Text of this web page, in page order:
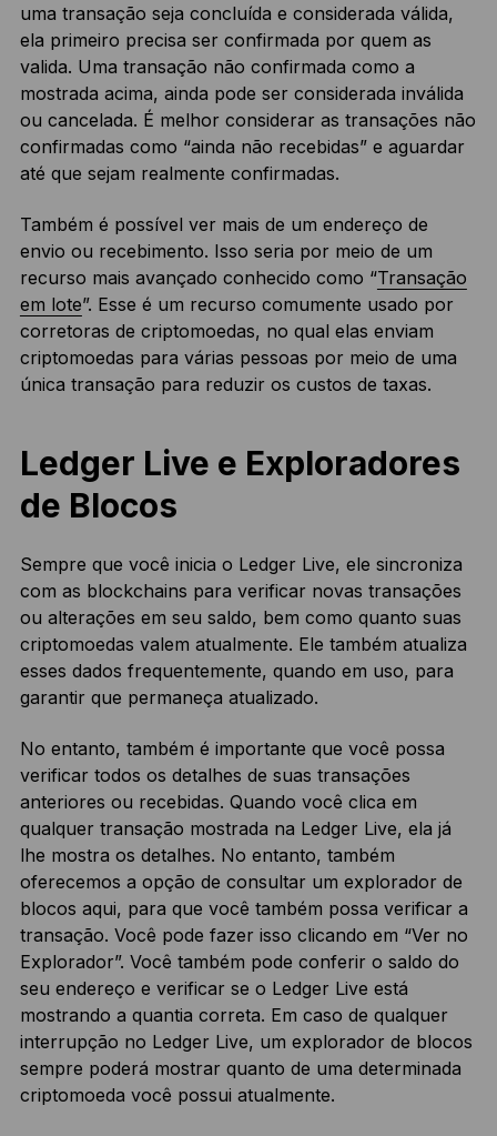
uma transação seja concluída e considerada válida,
ela primeiro precisa ser confirmada por quem as
valida. Uma transação não confirmada como a
mostrada acima, ainda pode ser considerada inválida
ou cancelada. É melhor considerar as transações não
confirmadas como “ainda não recebidas” e aguardar
até que sejam realmente confirmadas.
Também é possível ver mais de um endereço de
envio ou recebimento. Isso seria por meio de um
recurso mais avançado conhecido como “Transação
em lote”. Esse é um recurso comumente usado por
corretoras de criptomoedas, no qual elas enviam
criptomoedas para várias pessoas por meio de uma
única transação para reduzir os custos de taxas.
Ledger Live e Exploradores
de Blocos
Sempre que você inicia o Ledger Live, ele sincroniza
com as blockchains para verificar novas transações
ou alterações em seu saldo, bem como quanto suas
criptomoedas valem atualmente. Ele também atualiza
esses dados frequentemente, quando em uso, para
garantir que permaneça atualizado.
No entanto, também é importante que você possa
verificar todos os detalhes de suas transações
anteriores ou recebidas. Quando você clica em
qualquer transação mostrada na Ledger Live, ela já
lhe mostra os detalhes. No entanto, também
oferecemos a opção de consultar um explorador de
blocos aqui, para que você também possa verificar a
transação. Você pode fazer isso clicando em “Ver no
Explorador”. Você também pode conferir o saldo do
seu endereço e verificar se o Ledger Live está
mostrando a quantia correta. Em caso de qualquer
interrupção no Ledger Live, um explorador de blocos
sempre poderá mostrar quanto de uma determinada
criptomoeda você possui atualmente.